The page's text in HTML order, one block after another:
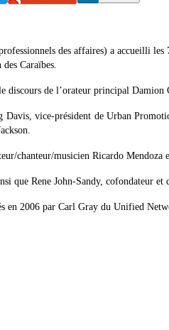
des affaires) a accueilli
Caraïbes.
de l’orateur principal
vice-président de Urban
chanteur/musicien Ricardo Mendoza
que Rene John-Sandy, cofondateur
2006 par Carl Gray du Unified